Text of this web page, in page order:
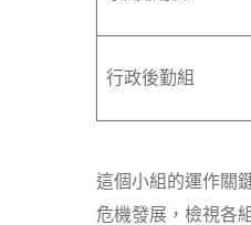
行政後勤組
這個小組的運作關
危機發展，檢視各